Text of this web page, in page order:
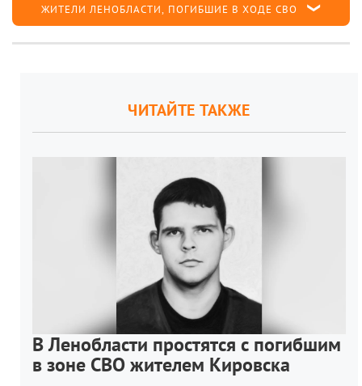
ЖИТЕЛИ ЛЕНОБЛАСТИ, ПОГИБШИЕ В ХОДЕ СВО
ЧИТАЙТЕ ТАКЖЕ
В Ленобласти простятся с погибшим
в зоне СВО жителем Кировска